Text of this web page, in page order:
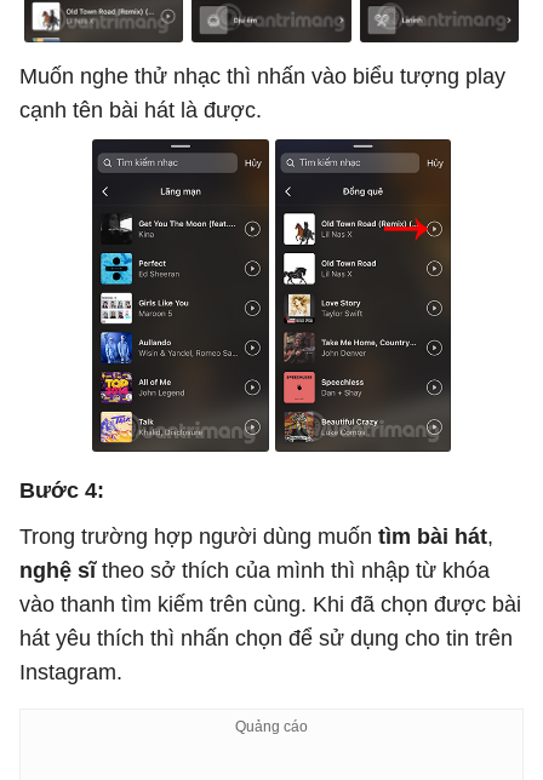
Muốn nghe thử nhạc thì nhấn vào biểu tượng play
cạnh tên bài hát là được.
Bước 4:
Trong trường hợp người dùng muốn tìm bài hát,
nghệ sĩtheo sở thích của mình thì nhập từ khóa
vào thanh tìm kiếm trên cùng. Khi đã chọn được bài
hát yêu thích thì nhấn chọn để sử dụng cho tin trên
Instagram.